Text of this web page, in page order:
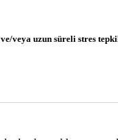
veya uzun süreli stres